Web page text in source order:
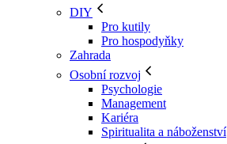
DIY
Pro kutily
Pro hospodyňky
Zahrada
Osobní rozvoj
Psychologie
Management
Kariéra
Spiritualita a náboženství